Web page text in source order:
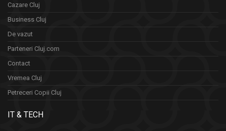
Cazare Cluj
Business Cluj
De vazut
Parteneri Cluj.com
Contact
Vremea Cluj
Petreceri Copii Cluj
IT & TECH